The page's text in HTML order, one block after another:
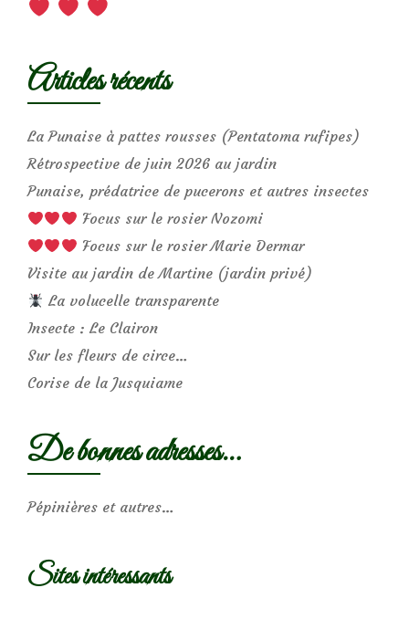
Articles récents
La Punaise à pattes rousses (Pentatoma rufipes)
Rétrospective de juin 2026 au jardin
Punaise, prédatrice de pucerons et autres insectes
Focus sur le rosier Nozomi
Focus sur le rosier Marie Dermar
Visite au jardin de Martine (jardin privé)
La volucelle transparente
Insecte : Le Clairon
Sur les fleurs de circe…
Corise de la Jusquiame
De bonnes adresses…
Pépinières et autres…
Sites intéressants